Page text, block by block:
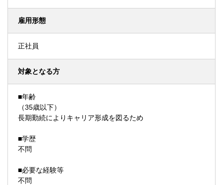
雇用形態
正社員
対象となる方
■年齢
（35歳以下）
長期勤続によりキャリア形成を図るため
■学歴
不問
■必要な経験等
不問